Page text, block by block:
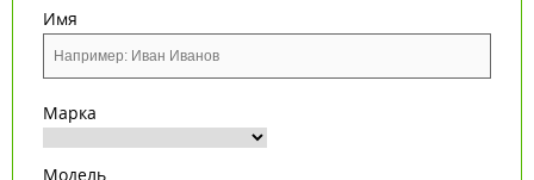
Имя
Марка
Модель